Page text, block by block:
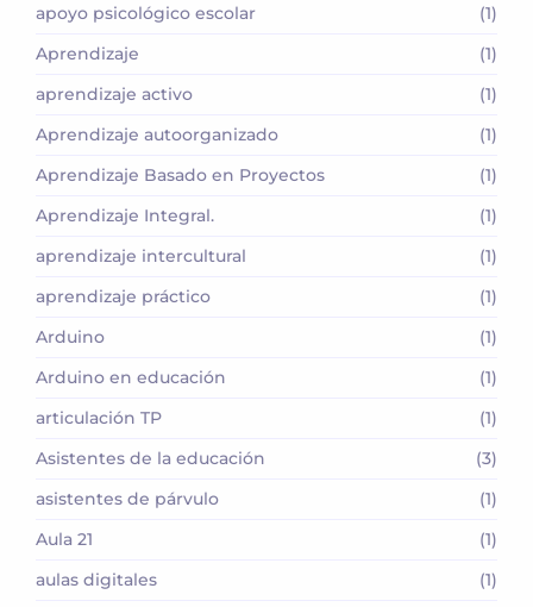
apoyo psicológico escolar
(1)
Aprendizaje
(1)
aprendizaje activo
(1)
Aprendizaje autoorganizado
(1)
Aprendizaje Basado en Proyectos
(1)
Aprendizaje Integral.
(1)
aprendizaje intercultural
(1)
aprendizaje práctico
(1)
Arduino
(1)
Arduino en educación
(1)
articulación TP
(1)
Asistentes de la educación
(3)
asistentes de párvulo
(1)
Aula 21
(1)
aulas digitales
(1)